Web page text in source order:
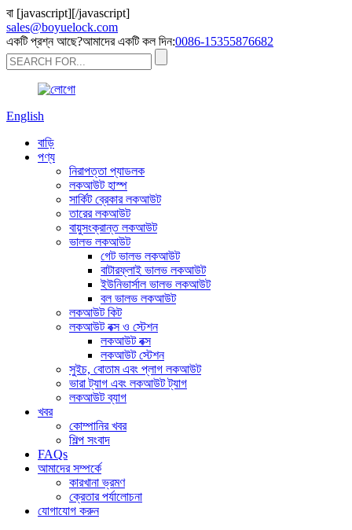
বা [javascript][/javascript]
sales@boyuelock.com
একটি প্রশ্ন আছে?আমাদের একটি কল দিন:0086-15355876682
English
বাড়ি
পণ্য
নিরাপত্তা প্যাডলক
লকআউট হাস্প
সার্কিট ব্রেকার লকআউট
তারের লকআউট
বায়ুসংক্রান্ত লকআউট
ভালভ লকআউট
গেট ভালভ লকআউট
বাটারফ্লাই ভালভ লকআউট
ইউনিভার্সাল ভালভ লকআউট
বল ভালভ লকআউট
লকআউট কিট
লকআউট বক্স ও স্টেশন
লকআউট বক্স
লকআউট স্টেশন
সুইচ, বোতাম এবং প্লাগ লকআউট
ভারা ট্যাগ এবং লকআউট ট্যাগ
লকআউট ব্যাগ
খবর
কোম্পানির খবর
শিল্প সংবাদ
FAQs
আমাদের সম্পর্কে
কারখানা ভ্রমণ
ক্রেতার পর্যালোচনা
যোগাযোগ করুন